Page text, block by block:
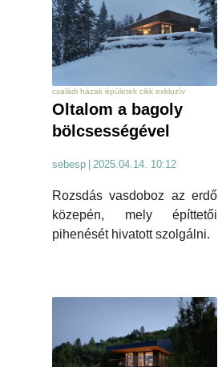
családi házak épületek cikk exkluzív
Oltalom a bagoly
bölcsességével
sebesp 2025.04.14. 10:12
Rozsdás vasdoboz az erdő
közepén, mely építtetői
pihenését hivatott szolgálni.